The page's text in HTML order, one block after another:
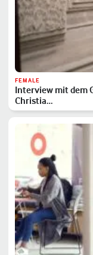
FEMALE
Interview mit dem
Christia…